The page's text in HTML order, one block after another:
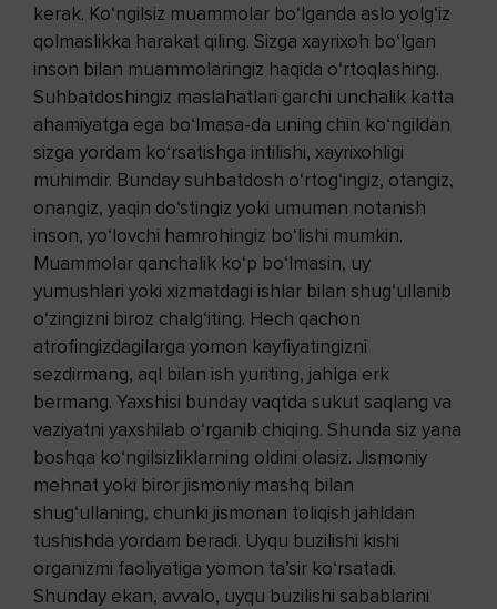
kerak. Ko‘ngilsiz muammolar bo‘lganda aslo yolg‘iz
qolmaslikka harakat qiling. Sizga xayrixoh bo‘lgan
inson bilan muammolaringiz haqida o‘rtoqlashing.
Suhbatdoshingiz maslahatlari garchi unchalik katta
ahamiyatga ega bo‘lmasa-da uning chin ko‘ngildan
sizga yordam ko‘rsatishga intilishi, xayrixohligi
muhimdir. Bunday suhbatdosh o‘rtog‘ingiz, otangiz,
onangiz, yaqin do‘stingiz yoki umuman notanish
inson, yo‘lovchi hamrohingiz bo‘lishi mumkin.
Muammolar qanchalik ko‘p bo‘lmasin, uy
yumushlari yoki xizmatdagi ishlar bilan shug‘ullanib
o‘zingizni biroz chalg‘iting. Hech qachon
atrofingizdagilarga yomon kayfiyatingizni
sezdirmang, aql bilan ish yuriting, jahlga erk
bermang. Yaxshisi bunday vaqtda sukut saqlang va
vaziyatni yaxshilab o‘rganib chiqing. Shunda siz yana
boshqa ko‘ngilsizliklarning oldini olasiz. Jismoniy
mehnat yoki biror jismoniy mashq bilan
shug‘ullaning, chunki jismonan toliqish jahldan
tushishda yordam beradi. Uyqu buzilishi kishi
organizmi faoliyatiga yomon ta’sir ko‘rsatadi.
Shunday ekan, avvalo, uyqu buzilishi sabablarini